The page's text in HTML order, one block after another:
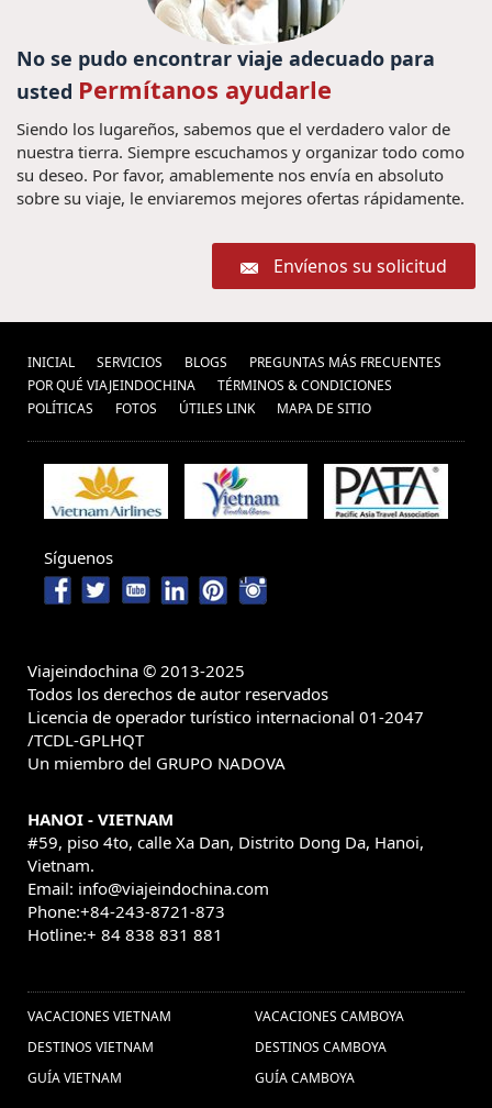
No se pudo encontrar viaje adecuado para
usted Permítanos ayudarle
Siendo los lugareños, sabemos que el verdadero valor de
nuestra tierra. Siempre escuchamos y organizar todo como
su deseo. Por favor, amablemente nos envía en absoluto
sobre su viaje, le enviaremos mejores ofertas rápidamente.
Envíenos su solicitud
INICIAL SERVICIOS BLOGS
PREGUNTAS MÁS FRECUENTES
POR QUÉ VIAJEINDOCHINA
TÉRMINOS & CONDICIONES
POLÍ­TICAS
FOTOS ÚTILES LINK MAPA DE SITIO
Síguenos
Viajeindochina © 2013-2025
Todos los derechos de autor reservados
Licencia de operador turístico internacional 01-2047
/TCDL-GPLHQT
Un miembro del GRUPO NADOVA
HANOI - VIETNAM
#59, piso 4to, calle Xa Dan, Distrito Dong Da, Hanoi,
Vietnam.
Email: info@viajeindochina.com
Phone:+84-243-8721-873
Hotline:+ 84 838 831 881
VACACIONES VIETNAM
DESTINOS VIETNAM
GUÍA VIETNAM
VACACIONES CAMBOYA
DESTINOS CAMBOYA
GUÍA CAMBOYA